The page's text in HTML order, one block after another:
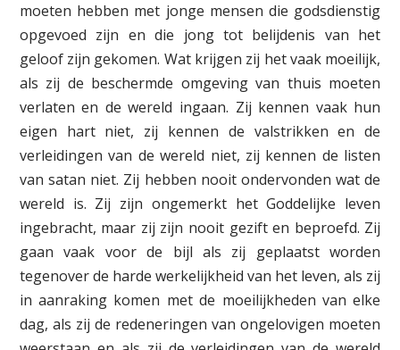
moeten hebben met jonge mensen die godsdienstig
opgevoed zijn en die jong tot belijdenis van het
geloof zijn gekomen. Wat krijgen zij het vaak moeilijk,
als zij de beschermde omgeving van thuis moeten
verlaten en de wereld ingaan. Zij kennen vaak hun
eigen hart niet, zij kennen de valstrikken en de
verleidingen van de wereld niet, zij kennen de listen
van satan niet. Zij hebben nooit ondervonden wat de
wereld is. Zij zijn ongemerkt het Goddelijke leven
ingebracht, maar zij zijn nooit gezift en beproefd. Zij
gaan vaak voor de bijl als zij geplaatst worden
tegenover de harde werkelijkheid van het leven, als zij
in aanraking komen met de moeilijkheden van elke
dag, als zij de redeneringen van ongelovigen moeten